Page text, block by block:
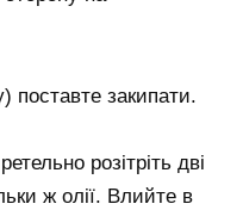
закипати.
розітріть дві
ж олії. Влийте в